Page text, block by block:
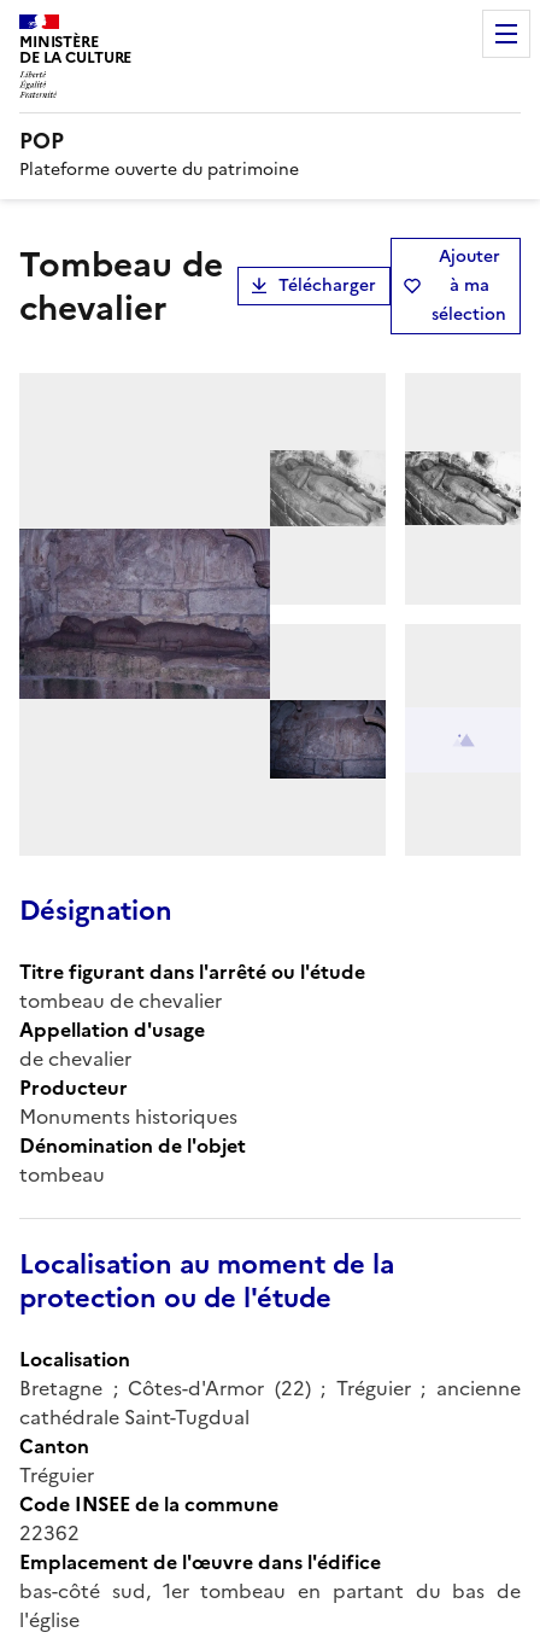
MINISTÈRE
DE LA CULTURE
POP
Plateforme ouverte du patrimoine
tombeau de
chevalier
Télécharger
Ajouter
à ma
sélection
Désignation
Titre figurant dans l'arrêté ou l'étude
tombeau de chevalier
Appellation d'usage
de chevalier
Producteur
Monuments historiques
Dénomination de l'objet
tombeau
Localisation au moment de la
protection ou de l'étude
Localisation
Bretagne ; Côtes-d'Armor (22) ; Tréguier ; ancienne
cathédrale Saint-Tugdual
Canton
Tréguier
Code INSEE de la commune
22362
Emplacement de l'œuvre dans l'édifice
bas-côté sud, 1er tombeau en partant du bas de
l'église